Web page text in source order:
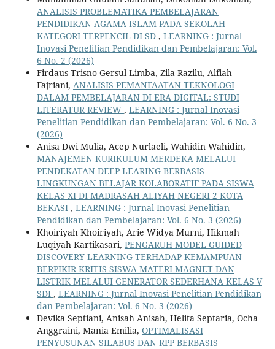
ANALISIS PROBLEMATIKA PEMBELAJARAN
PENDIDIKAN AGAMA ISLAM PADA SEKOLAH
KATEGORI TERPENCIL DI SD , LEARNING : Jurnal
Inovasi Penelitian Pendidikan dan Pembelajaran: Vol.
6 No. 2 (2026)
Firdaus Trisno Gersul Limba, Zila Razilu, Alfiah
Fajriani, ANALISIS PEMANFAATAN TEKNOLOGI
DALAM PEMBELAJARAN DI ERA DIGITAL: STUDI
LITERATUR REVIEW , LEARNING : Jurnal Inovasi
Penelitian Pendidikan dan Pembelajaran: Vol. 6 No. 3
(2026)
Anisa Dwi Mulia, Acep Nurlaeli, Wahidin Wahidin,
MANAJEMEN KURIKULUM MERDEKA MELALUI
PENDEKATAN DEEP LEARING BERBASIS
LINGKUNGAN BELAJAR KOLABORATIF PADA SISWA
KELAS XI DI MADRASAH ALIYAH NEGERI 2 KOTA
BEKASI , LEARNING : Jurnal Inovasi Penelitian
Pendidikan dan Pembelajaran: Vol. 6 No. 3 (2026)
Khoiriyah Khoiriyah, Arie Widya Murni, Hikmah
Luqiyah Kartikasari, PENGARUH MODEL GUIDED
DISCOVERY LEARNING TERHADAP KEMAMPUAN
BERPIKIR KRITIS SISWA MATERI MAGNET DAN
LISTRIK MELALUI GENERATOR SEDERHANA KELAS V
SDI , LEARNING : Jurnal Inovasi Penelitian Pendidikan
dan Pembelajaran: Vol. 6 No. 3 (2026)
Devika Septiani, Anisah Anisah, Helita Septaria, Ocha
Anggraini, Mania Emilia, OPTIMALISASI
PENYUSUNAN SILABUS DAN RPP BERBASIS